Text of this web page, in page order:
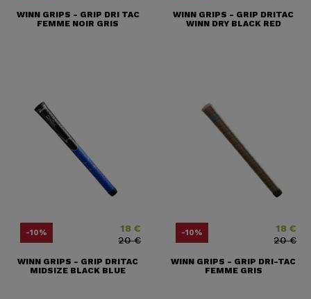
WINN GRIPS - GRIP DRI TAC
FEMME NOIR GRIS
WINN GRIPS - GRIP DRITAC
WINN DRY BLACK RED
-10% 18 €
Prix ​​habituel
20 €
WINN GRIPS - GRIP DRITAC
MIDSIZE BLACK BLUE
-10% 18 €
Prix
20 €
WINN GRIPS - GRIP DRI-TAC
FEMME GRIS